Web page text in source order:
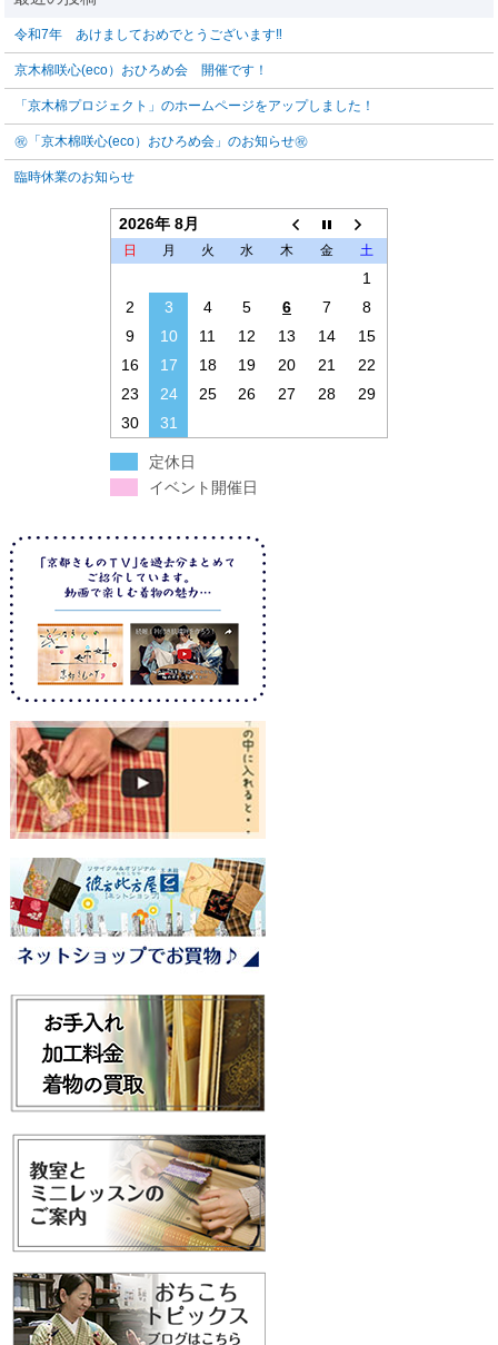
令和7年 あけましておめでとうございます‼️
京木棉咲心(eco）おひろめ会 開催です！
「京木棉プロジェクト」のホームページをアップしました！
㊗「京木棉咲心(eco）おひろめ会」のお知らせ㊗
臨時休業のお知らせ
2026年 8月
日 月 火 水 木 金 土
1
2
3 4 5 6 7
8
9
10 11 12 13 14
15
16
17 18 19 20 21
22
23
24 25 26 27 28
29
30
31
定休日
イベント開催日